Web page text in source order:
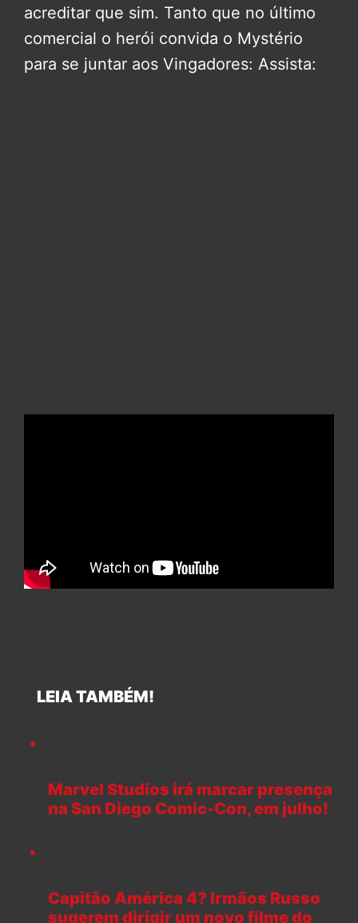
acreditar que sim. Tanto que no último
comercial o herói convida o Mystério
para se juntar aos Vingadores: Assista:
LEIA TAMBÉM!
Marvel Studios irá marcar presença
na San Diego Comic-Con, em julho!
Capitão América 4? Irmãos Russo
sugerem dirigir um novo filme do